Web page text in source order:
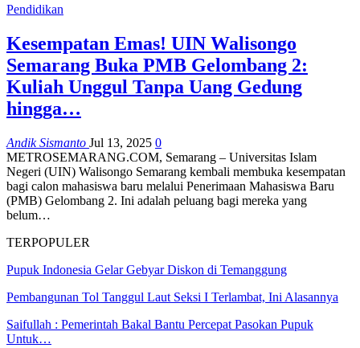
Pendidikan
Kesempatan Emas! UIN Walisongo
Semarang Buka PMB Gelombang 2:
Kuliah Unggul Tanpa Uang Gedung
hingga…
Andik Sismanto Jul 13, 2025 0
METROSEMARANG.COM, Semarang – Universitas Islam
Negeri (UIN) Walisongo Semarang kembali membuka kesempatan
bagi calon mahasiswa baru melalui Penerimaan Mahasiswa Baru
(PMB) Gelombang 2. Ini adalah peluang bagi mereka yang
belum…
TERPOPULER
Pupuk Indonesia Gelar Gebyar Diskon di Temanggung
Pembangunan Tol Tanggul Laut Seksi I Terlambat, Ini Alasannya
Saifullah : Pemerintah Bakal Bantu Percepat Pasokan Pupuk
Untuk…